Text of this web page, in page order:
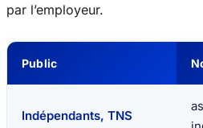
par l’employeur.
Public
Indépendants, TNS